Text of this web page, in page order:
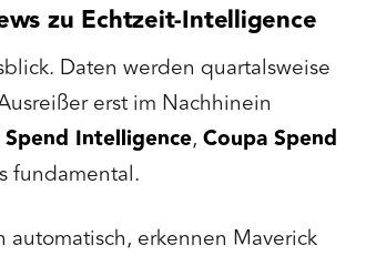
zu Echtzeit-Intelligence
Daten werden quartalsweise
erst im Nachhinein
Intelligence, Coupa Spend
fundamental.
erkennen Maverick